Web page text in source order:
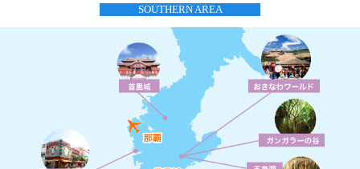
SOUTHERN AREA